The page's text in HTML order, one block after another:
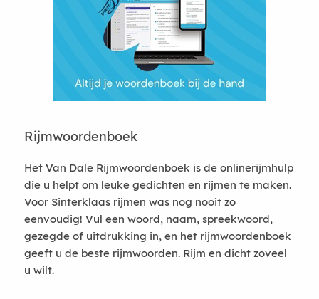
Rijmwoordenboek
Het Van Dale Rijmwoordenboek is de onlinerijmhulp
die u helpt om leuke gedichten en rijmen te maken.
Voor Sinterklaas rijmen was nog nooit zo
eenvoudig! Vul een woord, naam, spreekwoord,
gezegde of uitdrukking in, en het rijmwoordenboek
geeft u de beste rijmwoorden. Rijm en dicht zoveel
u wilt.